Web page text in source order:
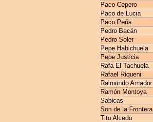
Paco Cepero
Paco de Lucia
Paco Peña
Pedro Bacán
Pedro Soler
Pepe Habichuela
Pepe Justicia
Rafa El Tachuela
Rafael Riqueni
Raimundo Amador
Ramón Montoya
Sabicas
Son de la Frontera
Tito Alcedo